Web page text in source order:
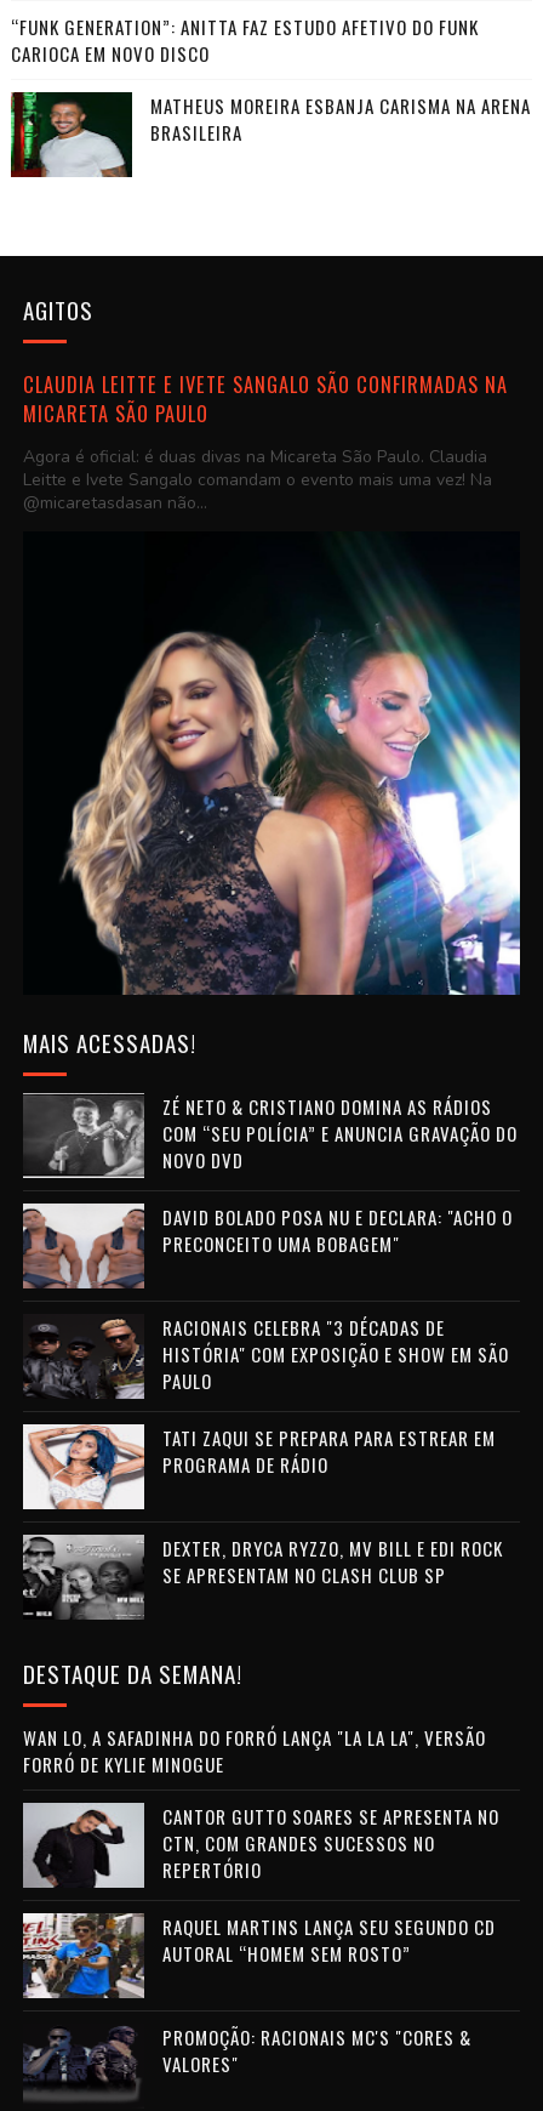
“FUNK GENERATION”: ANITTA FAZ ESTUDO AFETIVO DO FUNK
CARIOCA EM NOVO DISCO
MATHEUS MOREIRA ESBANJA CARISMA NA ARENA
BRASILEIRA
AGITOS
CLAUDIA LEITTE E IVETE SANGALO SÃO CONFIRMADAS NA
MICARETA SÃO PAULO
Agora é oficial: é duas divas na Micareta São Paulo. Claudia
Leitte e Ivete Sangalo comandam o evento mais uma vez! Na
@micaretasdasan não...
MAIS ACESSADAS!
ZÉ NETO & CRISTIANO DOMINA AS RÁDIOS
COM “SEU POLÍCIA” E ANUNCIA GRAVAÇÃO DO
NOVO DVD
DAVID BOLADO POSA NU E DECLARA: "ACHO O
PRECONCEITO UMA BOBAGEM"
RACIONAIS CELEBRA "3 DÉCADAS DE
HISTÓRIA" COM EXPOSIÇÃO E SHOW EM SÃO
PAULO
TATI ZAQUI SE PREPARA PARA ESTREAR EM
PROGRAMA DE RÁDIO
DEXTER, DRYCA RYZZO, MV BILL E EDI ROCK
SE APRESENTAM NO CLASH CLUB SP
DESTAQUE DA SEMANA!
WAN LO, A SAFADINHA DO FORRÓ LANÇA "LA LA LA", VERSÃO
FORRÓ DE KYLIE MINOGUE
CANTOR GUTTO SOARES SE APRESENTA NO
CTN, COM GRANDES SUCESSOS NO
REPERTÓRIO
RAQUEL MARTINS LANÇA SEU SEGUNDO CD
AUTORAL “HOMEM SEM ROSTO”
PROMOÇÃO: RACIONAIS MC'S "CORES &
VALORES"